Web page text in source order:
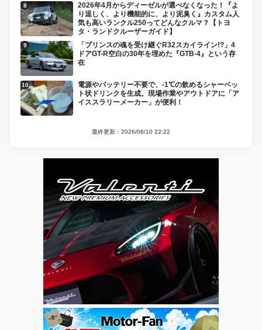
2026年4月からディーゼルが選べなくなった！『よ
り逞しく、より機能的に、より泥臭く』カスタム人
気も高いランクル250ってどんなクルマ？【トヨ
タ・ランドクルーザーガイド】
「プリンスの魂を受け継ぐR32スカイライン!?」4
ドアGT-R空白の30年を埋めた『GTB-4』という存
在
電源やバッテリー不要で、-1℃の飲めるシャーベッ
ト状ドリンクを生成。現場作業やアウトドアに「ア
イススラリーメーカー」が便利！
最終更新：2026/08/10 22:22